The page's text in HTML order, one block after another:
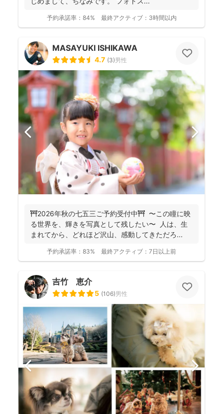
予約承諾率： 84% 最終アクティブ： 3時間以内
MASAYUKI ISHIKAWA
4.7 (3)男性
⛩️2026年秋の七五三ご予約受付中⛩️ 〜この瞳に映
る世界を、輝きを写真として残したい〜 人は、生
まれてから、どれほど沢山、感動してきただろ...
予約承諾率： 83% 最終アクティブ： 7日以上前
吉竹 恵介
5 (106)男性